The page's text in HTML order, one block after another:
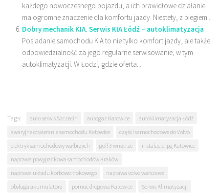
każdego nowoczesnego pojazdu, a ich prawidłowe działanie
ma ogromne znaczenie dla komfortu jazdy. Niestety, z biegiem...
Dobry mechanik KIA. Serwis KIA Łódź – autoklimatyzacja
Posiadanie samochodu KIA to nie tylko komfort jazdy, ale także
odpowiedzialność za jego regularne serwisowanie, w tym
autoklimatyzacji. W Łodzi, gdzie oferta...
Tags: auto serwis Szczecin autogaz Katowice
autoklimatyzacja Łódź
awaryjne otwieranie samochodu Katowice
części samochodowe do Volvo
elektryk samochodowy wałbrzych
golf 3 wnętrze
instalacje lpg Katowice
naprawa powypadkowa samochodów Kraków
naprawa układu korbowo tłokowego
naprawa volvo warszawa
obsługa akumulatora
pomoc drogowa Katowice
Serwis Klimatyzacji